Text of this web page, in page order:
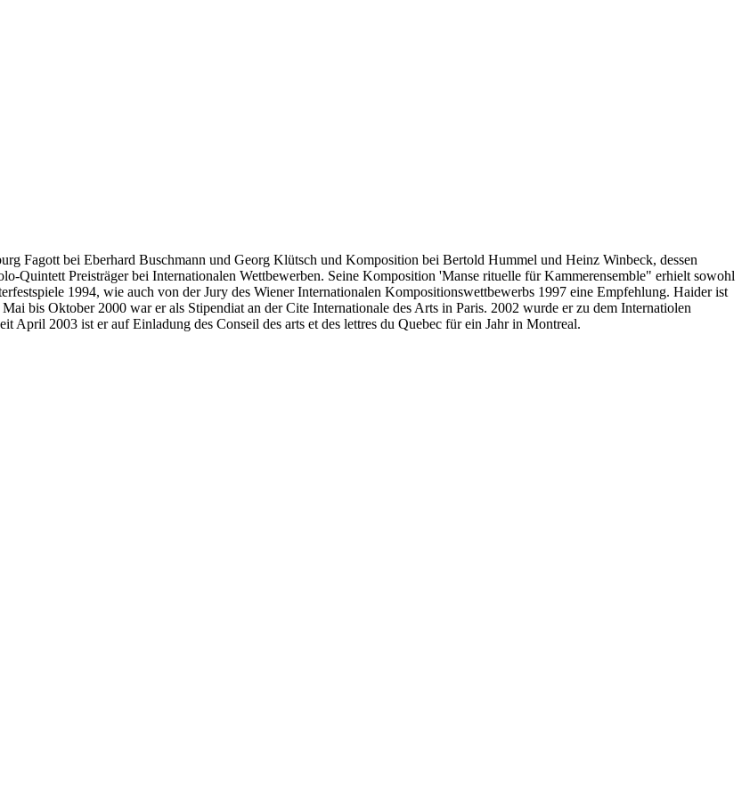
Fagott bei Eberhard Buschmann und Georg Klütsch und Komposition bei Bertold Hummel und Heinz Winbeck, dessen
Quintett Preisträger bei Internationalen Wettbewerben. Seine Komposition 'Manse rituelle für Kammerensemble" erhielt sowohl
1994, wie auch von der Jury des Wiener Internationalen Kompositionswettbewerbs 1997 eine Empfehlung. Haider ist
bis Oktober 2000 war er als Stipendiat an der Cite Internationale des Arts in Paris. 2002 wurde er zu dem Internatiolen
2003 ist er auf Einladung des Conseil des arts et des lettres du Quebec für ein Jahr in Montreal.